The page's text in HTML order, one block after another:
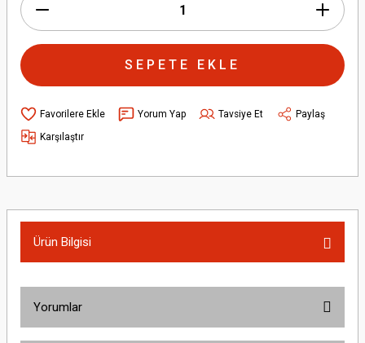
SEPETE EKLE
Yorum Yap Tavsiye Et
Paylaş
Karşılaştır
Ürün Bilgisi
Yorumlar